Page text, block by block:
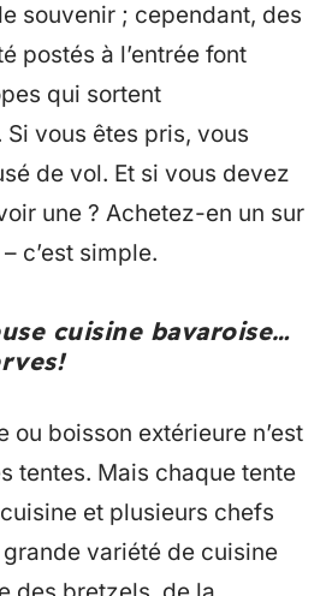
souvenir ; cependant, des
postés à l’entrée font
qui sortent
vous êtes pris, vous
de vol. Et si vous devez
une ? Achetez-en un sur
c’est simple.
cuisine bavaroise…
ou boisson extérieure n’est
tentes. Mais chaque tente
et plusieurs chefs
variété de cuisine